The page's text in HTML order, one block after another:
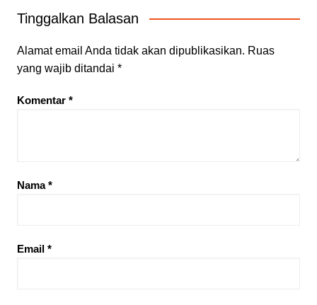
Tinggalkan Balasan
Alamat email Anda tidak akan dipublikasikan. Ruas
yang wajib ditandai *
Komentar *
Nama*
Email *